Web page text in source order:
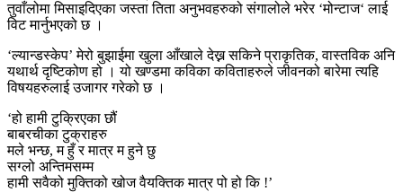
तुवाँलोमा मिसाइदिएका जस्ता तिता अनुभवहरुको संगालोले भरेर ‘मोन्टाज‘ लाई
विट मार्नुभएको छ ।
‘ल्यान्डस्केप’ मेरो बुझाईमा खुला आँखाले देख्न सकिने प्राकृतिक, वास्तविक अनि
यथार्थ दृष्टिकोण हो । यो खण्डमा कविका कविताहरुले जीवनको बारेमा त्यहि
विषयहरुलाई उजागर गरेको छ ।
‘हो हामी टुक्रिएका छौं
बाबरचीका टुक्राहरु
मले भन्छ, म हुँ र मात्र म हुने छु
सग्लो अन्तिमसम्म
हामी सवैको मुक्तिको खोज वैयक्तिक मात्र पो हो कि !’